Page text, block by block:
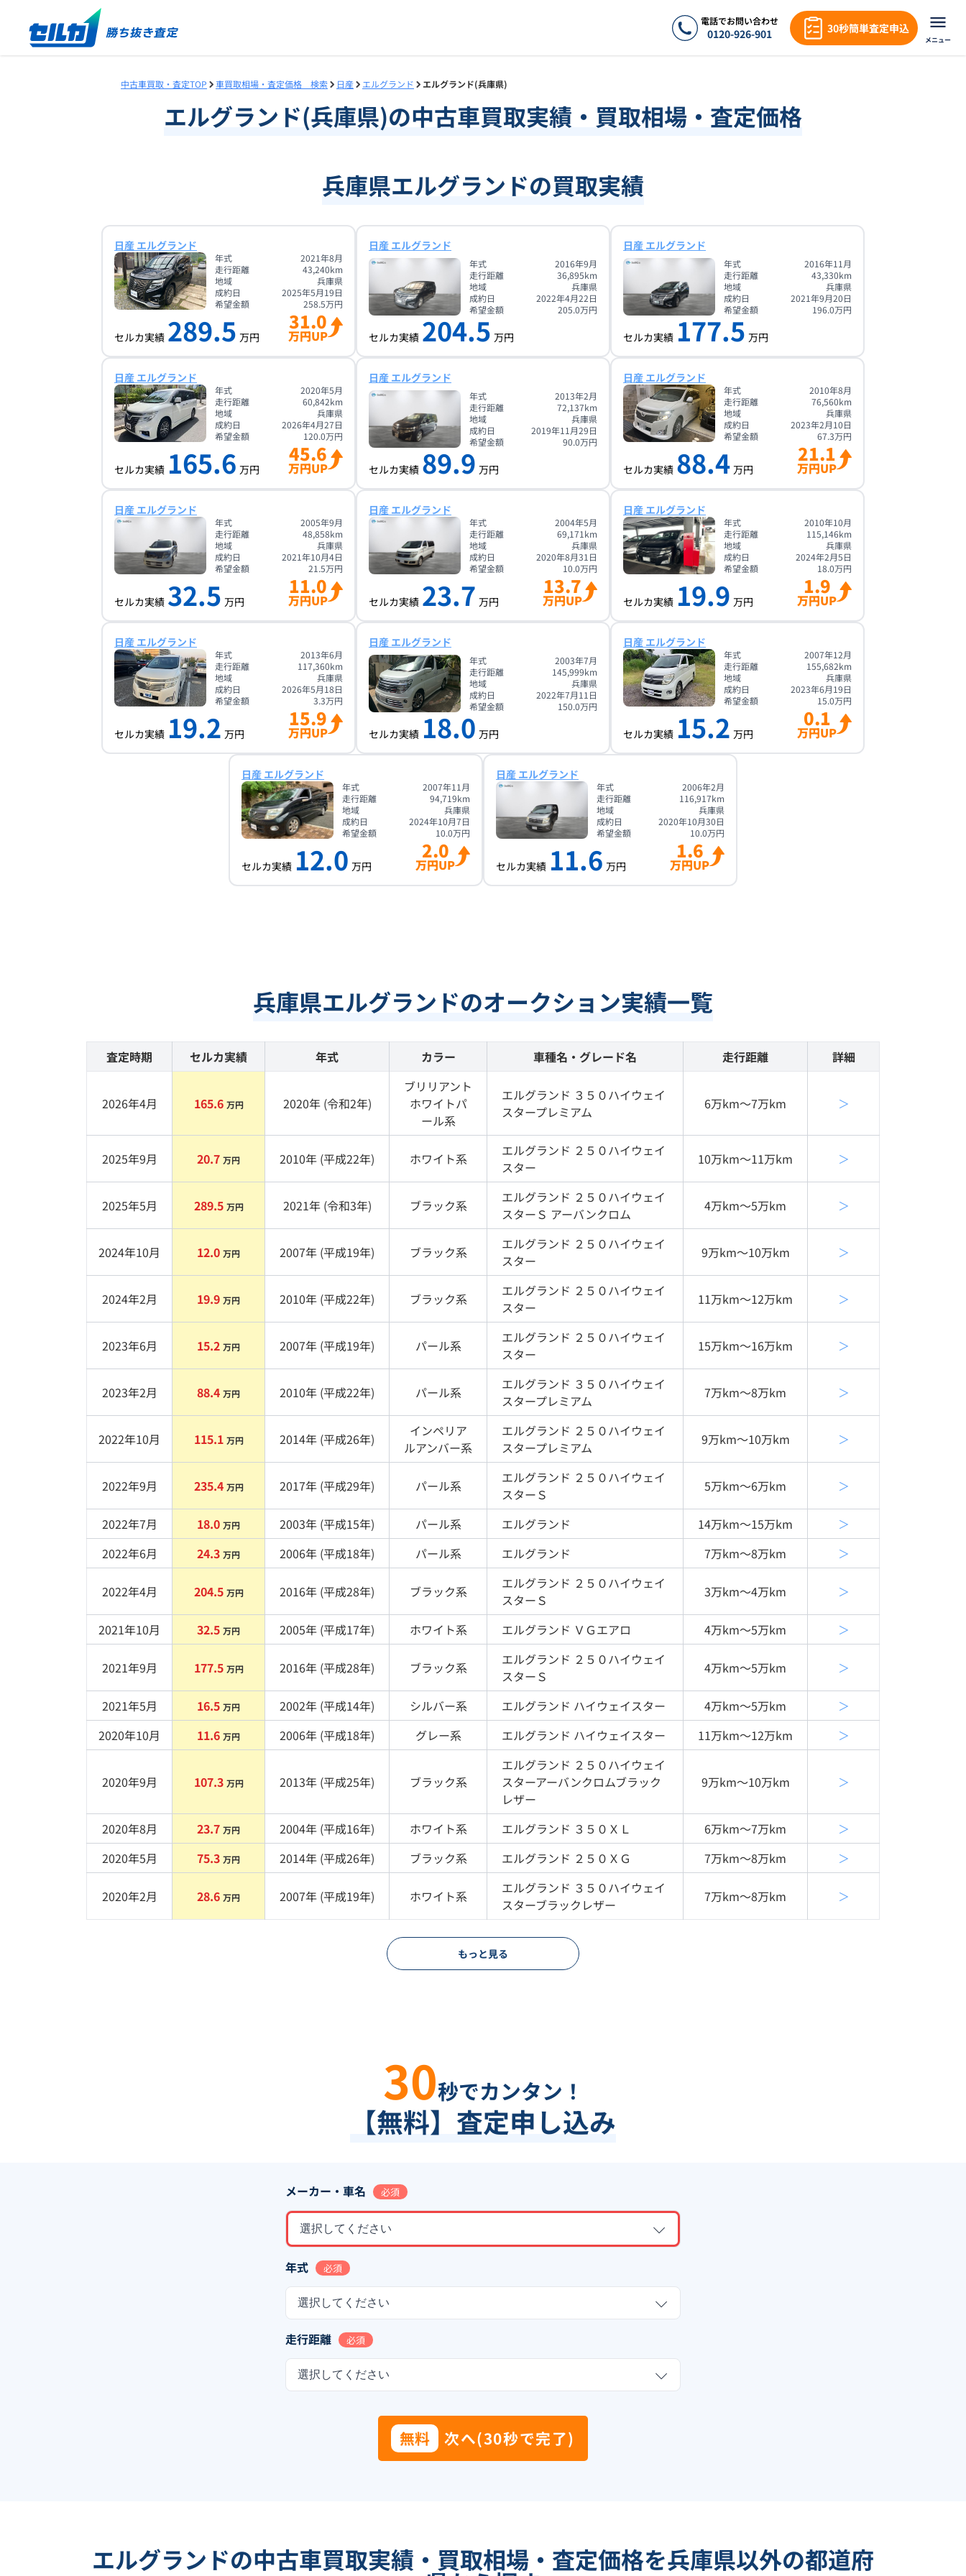
電話でお問い合わせ
0120-926-901 30秒簡単査定申込
メニュー
中古車買取・査定TOP 車買取相場・査定価格 検索 日産 エルグランド エルグランド(兵庫県)
エルグランド(兵庫県)の中古車買取実績・買取相場・査定価格
兵庫県エルグランドの買取実績
日産 エルグランド
年式
2021年8月
走行距離
43,240km
地域
兵庫県
成約日
2025年5月19日
希望金額
258.5万円
セルカ実績 289.5 万円
31.0
万円UP
日産 エルグランド
年式
2016年9月
走行距離
36,895km
地域
兵庫県
成約日
2022年4月22日
希望金額
205.0万円
セルカ実績 204.5 万円
日産 エルグランド
年式
2016年11月
走行距離
43,330km
地域
兵庫県
成約日
2021年9月20日
希望金額
196.0万円
セルカ実績 177.5 万円
日産 エルグランド
年式
2020年5月
走行距離
60,842km
地域
兵庫県
成約日
2026年4月27日
希望金額
120.0万円
セルカ実績 165.6 万円
45.6
万円UP
日産 エルグランド
年式
2013年2月
走行距離
72,137km
地域
兵庫県
成約日
2019年11月29日
希望金額
90.0万円
セルカ実績 89.9 万円
日産 エルグランド
年式
2010年8月
走行距離
76,560km
地域
兵庫県
成約日
2023年2月10日
希望金額
67.3万円
セルカ実績 88.4 万円
21.1
万円UP
日産 エルグランド
年式
2005年9月
走行距離
48,858km
地域
兵庫県
成約日
2021年10月4日
希望金額
21.5万円
セルカ実績 32.5 万円
11.0
万円UP
日産 エルグランド
年式
2004年5月
走行距離
69,171 km
地域
兵庫県
成約日
2020年8月31日
希望金額
10.0万円
セルカ実績 23.7 万円
13.7
万円UP
日産 エルグランド
年式
2010年10月
走行距離
115,146km
地域
兵庫県
成約日
2024年2月5日
希望金額
18.0万円
セルカ実績 19.9 万円
1.9
万円UP
日産 エルグランド
年式
2013年6月
走行距離
117,360km
地域
兵庫県
成約日
2026年5月18日
希望金額
3.3万円
セルカ実績 19.2 万円
15.9
万円UP
日産 エルグランド
年式
2003年7月
走行距離
145,999km
地域
兵庫県
成約日
2022年7月11日
希望金額
150.0万円
セルカ実績 18.0 万円
日産 エルグランド
年式
2007年12月
走行距離
155,682km
地域
兵庫県
成約日
2023年6月19日
希望金額
15.0万円
セルカ実績 15.2 万円
0.1
万円UP
日産 エルグランド
年式
2007年11月
走行距離
94,719km
地域
兵庫県
成約日
2024年10月7日
希望金額
10.0万円
セルカ実績 12.0 万円
2.0
万円UP
日産 エルグランド
年式
2006年2月
走行距離
116,917km
地域
兵庫県
成約日
2020年10月30日
希望金額
10.0万円
セルカ実績 11.6 万円
1.6
万円UP
兵庫県エルグランドのオークション実績一覧
査定時期 セルカ実績 年式 カラー 車種名・グレード名 走行距離 詳細
2026年4月 165.6 万円 2020年 (令和2年)
ブリリアント
ホワイトパ
ール系
エルグランド ３５０ハイウェイ
スタープレミアム
6万km〜7万km ＞
2025年9月 20.7 万円 2010年 (平成22年) ホワイト系 エルグランド ２５０ハイウェイ
スター
10万km〜11万km ＞
2025年5月 289.5 万円 2021年 (令和3年) ブラック系 エルグランド ２５０ハイウェイ
スターＳ アーバンクロム
4万km〜5万km ＞
2024年10月 12.0 万円 2007年 (平成19年) ブラック系 エルグランド ２５０ハイウェイ
スター
9万km〜10万km ＞
2024年2月 19.9 万円 2010年 (平成22年) ブラック系 エルグランド ２５０ハイウェイ
スター
11万km〜12万km ＞
2023年6月 15.2 万円 2007年 (平成19年) パール系 エルグランド ２５０ハイウェイ
スター
15万km〜16万km ＞
2023年2月 88.4 万円 2010年 (平成22年) パール系 エルグランド ３５０ハイウェイ
スタープレミアム
7万km〜8万km ＞
2022年10月 115.1 万円 2014年 (平成26年)
インペリア
ルアンバー系
エルグランド ２５０ハイウェイ
スタープレミアム
9万km〜10万km ＞
2022年9月 235.4 万円 2017年 (平成29年) パール系 エルグランド ２５０ハイウェイ
スターＳ
5万km〜6万km ＞
2022年7月 18.0 万円 2003年 (平成15年) パール系 エルグランド 14万km〜15万km
＞
2022年6月
24.3 万円 2006年 (平成18年) パール系 エルグランド 7万km〜8万km ＞
2022年4月 204.5 万円 2016年 (平成28年) ブラック系 エルグランド ２５０ハイウェイ
スターＳ
3万km〜4万km ＞
2021年10月 32.5 万円 2005年 (平成17年) ホワイト系 エルグランド ＶＧエアロ 4万km〜5万km ＞
2021年9月 177.5 万円 2016年 (平成28年) ブラック系 エルグランド ２５０ハイウェイ
スターＳ
4万km〜5万km ＞
2021年5月 16.5 万円 2002年 (平成14年) シルバー系 エルグランド ハイウェイスター 4万km〜5万km
＞
2020年10月
11.6 万円 2006年 (平成18年) グレー系 エルグランド ハイウェイスター 11万km〜12万km ＞
2020年9月 107.3 万円 2013年 (平成25年) ブラック系
エルグランド ２５０ハイウェイ
スターアーバンクロムブラック
レザー
9万km〜10万km ＞
2020年8月 23.7 万円 2004年 (平成16年) ホワイト系 エルグランド ３５０ＸＬ 6万km〜7万km
＞
2020年5月
75.3 万円 2014年 (平成26年) ブラック系 エルグランド ２５０ＸＧ 7万km〜8万km ＞
2020年2月 28.6 万円 2007年 (平成19年) ホワイト系 エルグランド ３５０ハイウェイ
スターブラックレザー
7万km〜8万km ＞
もっと見る
30秒でカンタン！
【無料】査定申し込み
メーカー・車名 必須
選択してください
年式 必須
選択してください
走行距離 必須
選択してください
無料 次へ(30秒で完了)
エルグランドの中古車買取実績・買取相場・査定価格を兵庫県以外の都道府